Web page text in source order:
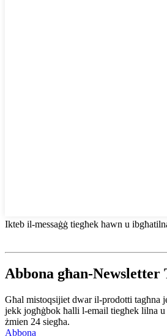
Ikteb il-messaġġ tiegħek hawn u
Abbona għan-Newsletter
Għal mistoqsijiet dwar il-prodotti tagħna
jekk jogħġbok ħalli l-email tiegħek lilna
żmien 24 siegħa.
Abbona